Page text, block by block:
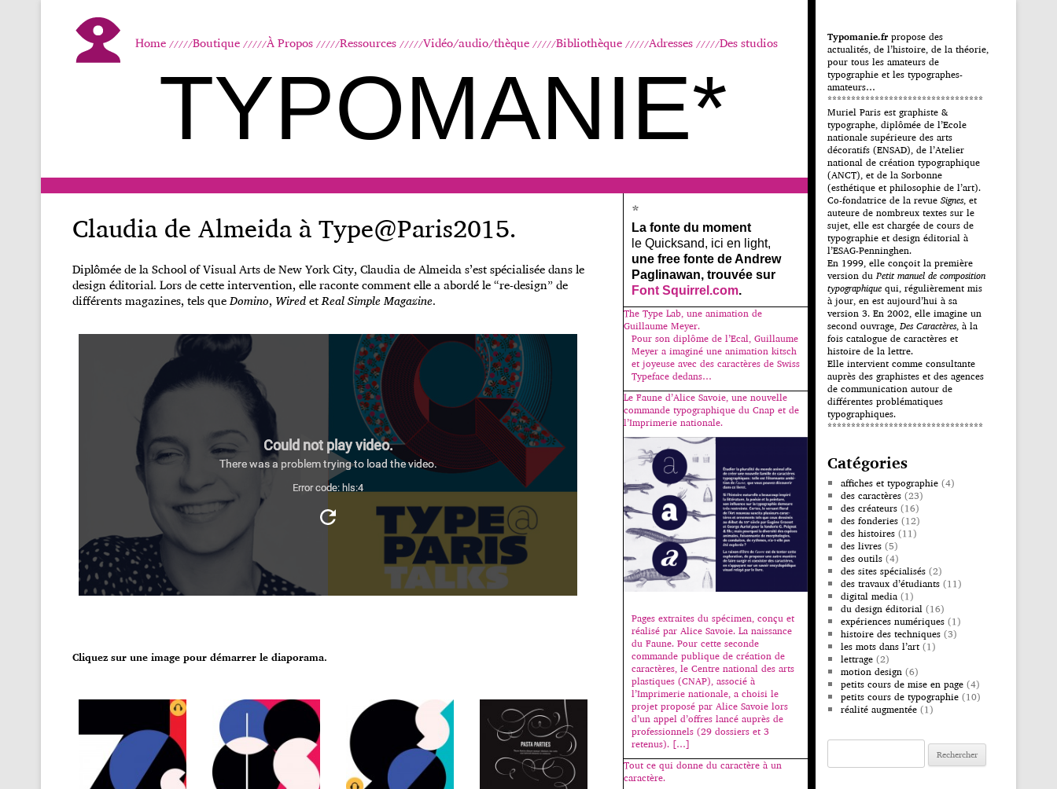
Home Boutique À Propos Ressources Vidéo/audio/thèque Bibliothèque Adresses Des studios
TYPOMANIE*
Claudia de Almeida à Type@Paris2015.
Diplômée de la School of Visual Arts de New York City, Claudia de Almeida s’est spécialisée dans le
design éditorial. Lors de cette intervention, elle raconte comment elle a abordé le “re-design” de
différents magazines, tels queDomino, WiredetReal Simple Magazine.
Cliquez sur une image pour démarrer le diaporama.
*
La fonte du moment
le Quicksand, ici en light,
une free fonte de Andrew
Paglinawan, trouvée sur
Font Squirrel.com.
The Type Lab, une animation de
Guillaume Meyer.
Pour son diplôme de l’Ecal, Guillaume
Meyer a imaginé une animation kitsch
et joyeuse avec des caractères de Swiss
Typeface dedans…
Le Faune d’Alice Savoie, une nouvelle
commande typographique du Cnap et de
l’Imprimerie nationale.
Pages extraites du spécimen, conçu et
réalisé par Alice Savoie. La naissance
du Faune. Pour cette seconde
commande publique de création de
caractères, le Centre national des arts
plastiques (CNAP), associé à
l’Imprimerie nationale, a choisi le
projet proposé par Alice Savoie lors
d’un appel d’offres lancé auprès de
professionnels (29 dossiers et 3
retenus). […]
Tout ce qui donne du caractère à un
caractère.
Typomanie.fr propose des
actualités, de l’histoire, de la théorie,
pour tous les amateurs de
typographie et les typographes-
amateurs…
*********************************
Muriel Paris est graphiste &
typographe, diplômée de l’Ecole
nationale supérieure des arts
décoratifs (ENSAD), de l’Atelier
national de création typographique
(ANCT), et de la Sorbonne
(esthétique et philosophie de l’art).
Co-fondatrice de la revue Signes, et
auteure de nombreux textes sur le
sujet, elle est chargée de cours de
typographie et design éditorial à
l’ESAG-Penninghen.
En 1999, elle conçoit la première
version duPetit manuel de composition
typographique qui, régulièrement mis
à jour, en est aujourd’hui à sa
version 3. En 2002, elle imagine un
second ouvrage, Des Caractères, à la
fois catalogue de caractères et
histoire de la lettre.
Elle intervient comme consultante
auprès des graphistes et des agences
de communication autour de
différentes problématiques
typographiques.
*********************************
Catégories
affiches et typographie (4)
des caractères (23)
des créateurs (16)
des fonderies (12)
des histoires (11)
des livres (5)
des outils (4)
des sites spécialisés (2)
des travaux d’étudiants (11)
digital media (1)
du design éditorial (16)
expériences numériques (1)
histoire des techniques (3)
les mots dans l’art (1)
lettrage (2)
motion design (6)
petits cours de mise en page (4)
petits cours de typographie (10)
réalité augmentée (1)
Rechercher :